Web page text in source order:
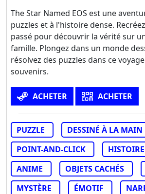
The Star Named EOS est une
puzzles et à l'histoire dense.
passé pour découvrir la vérité sur
famille. Plongez dans un monde
résolvez des puzzles dans ce
souvenirs.
ACHETER ACHETER
PUZZLE
DESSINÉ À LA MAIN
POINT-AND-CLICK
HISTOIRE
ANIME
OBJETS CACHÉS
MYSTÈRE
ÉMOTIF